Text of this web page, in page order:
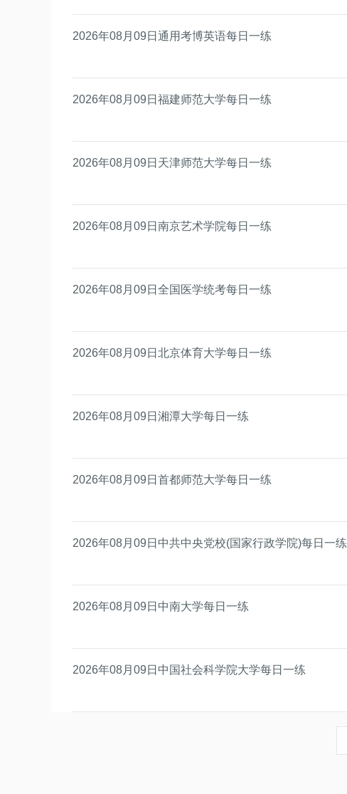
2026年08月09日通用考博英语每日一练
2026年08月09日福建师范大学每日一练
2026年08月09日天津师范大学每日一练
2026年08月09日南京艺术学院每日一练
2026年08月09日全国医学统考每日一练
2026年08月09日北京体育大学每日一练
2026年08月09日湘潭大学每日一练
2026年08月09日首都师范大学每日一练
2026年08月09日中共中央党校(国家行政学院)每日一练
2026年08月09日中南大学每日一练
2026年08月09日中国社会科学院大学每日一练